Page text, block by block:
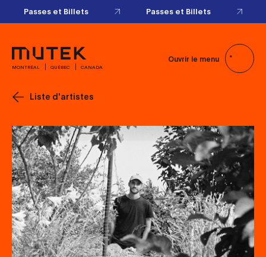
Passes et Billets Passes et Billets
MONTRÉAL QUÉBEC CANADA
Ouvrir le menu
Liste d'artistes